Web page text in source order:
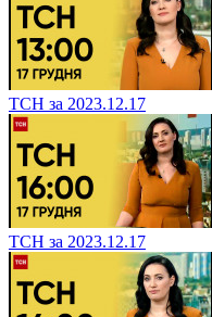
ТСН за 2023.12.17
ТСН за 2023.12.17